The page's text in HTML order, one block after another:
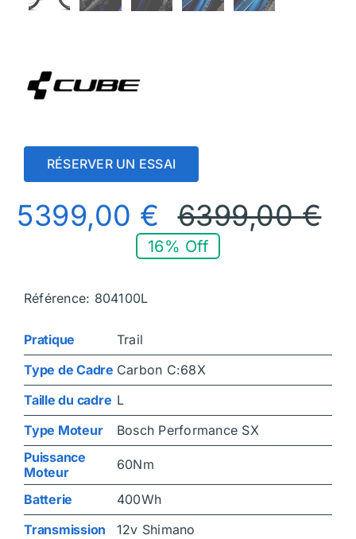
RÉSERVER UN ESSAI
6399,00€
5399,00 €
16% Off
Référence: 804100L
Pratique
Trail
Type de Cadre Carbon C:68X
Taille du cadre L
Type Moteur
Bosch Performance SX
Puissance
Moteur
60Nm
Batterie
400Wh
Transmission
12v Shimano